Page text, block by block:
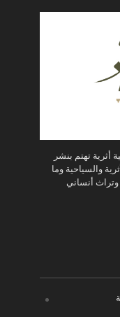
أثرية تهتم بنشر
والسياحية وما
أنساني